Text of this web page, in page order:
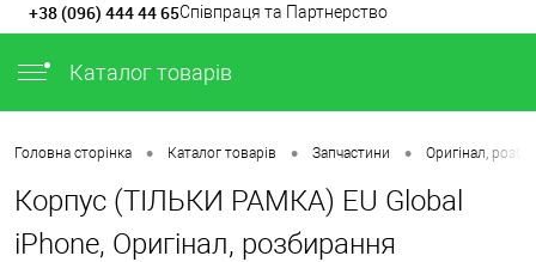
+38 (096) 444 44 65Співпраця та Партнерство
Каталог товарів
Головна сторінка • Каталог товарів • Запчастини • Оригінал,
Корпус (ТІЛЬКИ РАМКА) EU Global
iPhone, Оригінал, розбирання